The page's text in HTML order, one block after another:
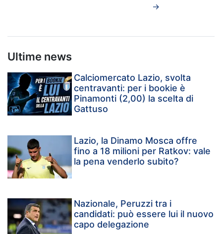
→
Ultime news
Calciomercato Lazio, svolta
centravanti: per i bookie è
Pinamonti (2,00) la scelta di
Gattuso
Lazio, la Dinamo Mosca offre
fino a 18 milioni per Ratkov: vale
la pena venderlo subito?
Nazionale, Peruzzi tra i
candidati: può essere lui il nuovo
capo delegazione